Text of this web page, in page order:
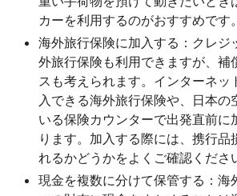
カーを利用するのがおすすめです。
海外旅行保険に加入する：クレジ
外旅行保険も利用できますが、補
スも考えられます。インターネッ
入できる海外旅行保険や、日本の
いる保険カウンターで出発直前に
ります。加入する際には、携行品
れるかどうかをよくご確認くださ
現金を複数に分けて保管する：海